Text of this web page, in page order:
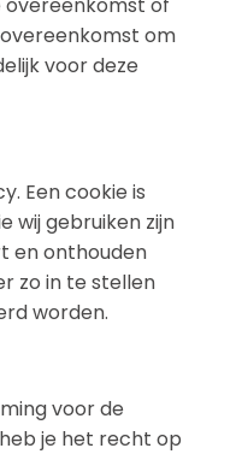
om
voor deze
Een cookie is
wij gebruiken zijn
en onthouden
zo in te stellen
worden.
voor de
je het recht op